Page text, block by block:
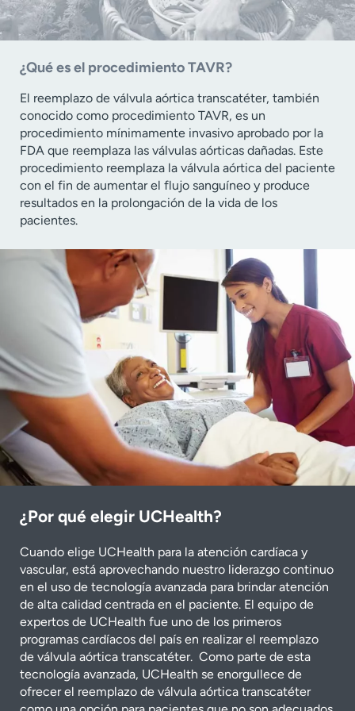
¿Qué es el procedimiento TAVR?
El reemplazo de válvula aórtica transcatéter, también
conocido como procedimiento TAVR, es un
procedimiento mínimamente invasivo aprobado por la
FDA que reemplaza las válvulas aórticas dañadas. Este
procedimiento reemplaza la válvula aórtica del paciente
con el fin de aumentar el flujo sanguíneo y produce
resultados en la prolongación de la vida de los
pacientes.
¿Por qué elegir UCHealth?
Cuando elige UCHealth para la atención cardíaca y
vascular, está aprovechando nuestro liderazgo continuo
en el uso de tecnología avanzada para brindar atención
de alta calidad centrada en el paciente. El equipo de
expertos de UCHealth fue uno de los primeros
programas cardíacos del país en realizar el reemplazo
de válvula aórtica transcatéter. Como parte de esta
tecnología avanzada, UCHealth se enorgullece de
ofrecer el reemplazo de válvula aórtica transcatéter